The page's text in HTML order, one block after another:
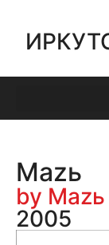
Маzь
by Маzь
2005